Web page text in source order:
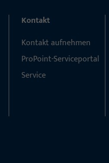
Kontakt
Kontakt aufnehmen
ProPoint-Serviceportal
Service